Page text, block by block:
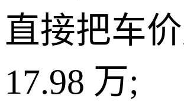
直接把车
17.98 万;